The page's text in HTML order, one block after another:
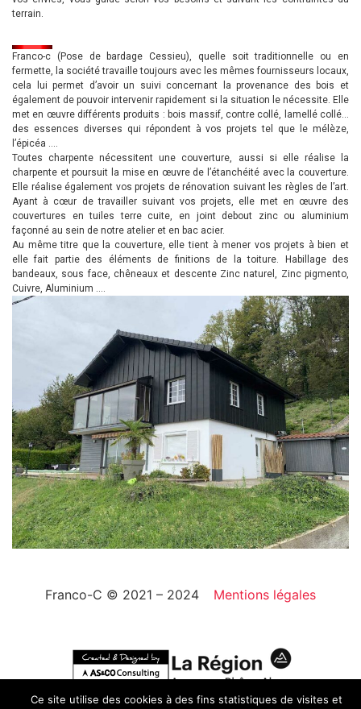
terrain.
Franco-c (Pose de bardage Cessieu), quelle soit traditionnelle ou en
fermette, la société travaille toujours avec les mêmes fournisseurs locaux,
cela lui permet d’avoir un suivi concernant la provenance des bois et
également de pouvoir intervenir rapidement si la situation le nécessite. Elle
met en œuvre différents produits : bois massif, contre collé, lamellé collé…
des essences diverses qui répondent à vos projets tel que le mélèze,
l’épicéa ….
Toutes charpente nécessitent une couverture, aussi si elle réalise la
charpente et poursuit la mise en œuvre de l’étanchéité avec la couverture.
Elle réalise également vos projets de rénovation suivant les règles de l’art.
Ayant à cœur de travailler suivant vos projets, elle met en œuvre des
couvertures en tuiles terre cuite, en joint debout zinc ou aluminium
façonné au sein de notre atelier et en bac acier.
Au même titre que la couverture, elle tient à mener vos projets à bien et
elle fait partie des éléments de finitions de la toiture. Habillage des
bandeaux, sous face, chêneaux et descente Zinc naturel, Zinc pigmento,
Cuivre, Aluminium ….
Franco-C © 2021 – 2024 Mentions légales
Ce site utilise des cookies à des fins statistiques de visites et